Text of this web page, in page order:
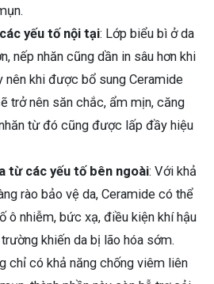
yếu tố nội tại: Lớp biểu bì ở da
nếp nhăn cũng dần in sâu hơn khi
nên khi được bổ sung Ceramide
trở nên săn chắc, ẩm mịn, căng
từ đó cũng được lấp đầy hiệu
từ các yếu tố bên ngoài: Với khả
rào bảo vệ da, Ceramide có thể
ô nhiễm, bức xạ, điều kiện khí hậu
khiến da bị lão hóa sớm.
chỉ có khả năng chống viêm liên